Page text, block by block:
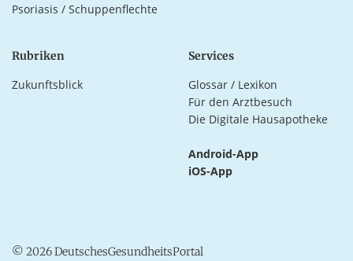
Psoriasis / Schuppenflechte
Rubriken
Zukunftsblick
Services
Glossar / Lexikon
Für den Arztbesuch
Die Digitale Hausapotheke
Android-App
iOS-App
© 2026 DeutschesGesundheitsPortal